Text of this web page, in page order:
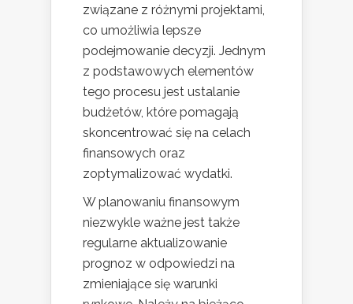
związane z różnymi projektami,
co umożliwia lepsze
podejmowanie decyzji. Jednym
z podstawowych elementów
tego procesu jest ustalanie
budżetów, które pomagają
skoncentrować się na celach
finansowych oraz
zoptymalizować wydatki.
W planowaniu finansowym
niezwykle ważne jest także
regularne aktualizowanie
prognoz w odpowiedzi na
zmieniające się warunki